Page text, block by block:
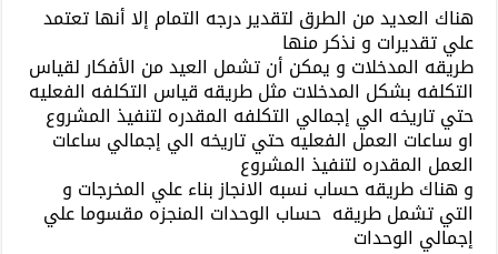
هناك العديد من الطرق لتقدير درجه التمام إلا أنها تعتمد
علي تقديرات و نذكر منها
طريقه المدخلات و يمكن أن تشمل العيد من الأفكار لقياس
التكلفه بشكل المدخلات مثل طريقه قياس التكلفه الفعليه
حتي تاريخه الي إجمالي التكلفه المقدره لتنفيذ المشروع
او ساعات العمل الفعليه حتي تاريخه الي إجمالي ساعات
العمل المقدره لتنفيذ المشروع
و هناك طريقه حساب نسبه الانجاز بناء علي المخرجات و
التي تشمل طريقه حساب الوحدات المنجزه مقسوما علي
إجمالي الوحدات